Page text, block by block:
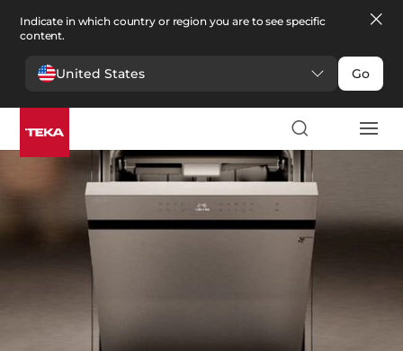
Indicate in which country or region you are to see specific
content.
United States Go
Cocina >Lavavajillas
Lavavajillas